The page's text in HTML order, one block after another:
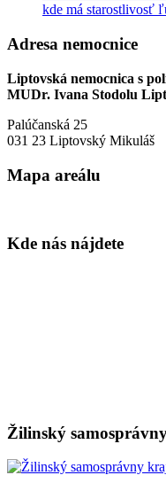
kde má starostlivosť
Adresa nemocnice
Liptovská nemocnica s
MUDr. Ivana Stodolu
Palúčanská 25
031 23 Liptovský Mikuláš
Mapa areálu
Kde nás nájdete
Žilinský